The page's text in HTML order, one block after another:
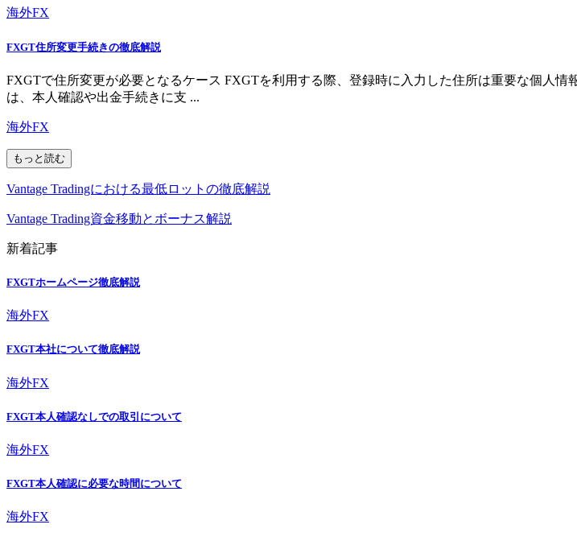
海外FX
FXGT住所変更手続きの徹底解説
FXGTで住所変更が必要となるケース FXGTを利用する際、登録時に入力した住所は重要な個人
は、本人確認や出金手続きに支 ...
海外FX
もっと読む
Vantage Tradingにおける最低ロットの徹底解説
Vantage Trading資金移動とボーナス解説
新着記事
FXGTホームページ徹底解説
海外FX
FXGT本社について徹底解説
海外FX
FXGT本人確認なしでの取引について
海外FX
FXGT本人確認に必要な時間について
海外FX